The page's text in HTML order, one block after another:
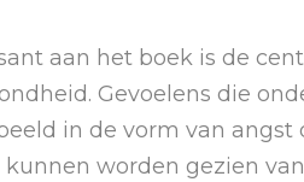
aan het boek is de
Gevoelens die
in de vorm van
kunnen worden gezien